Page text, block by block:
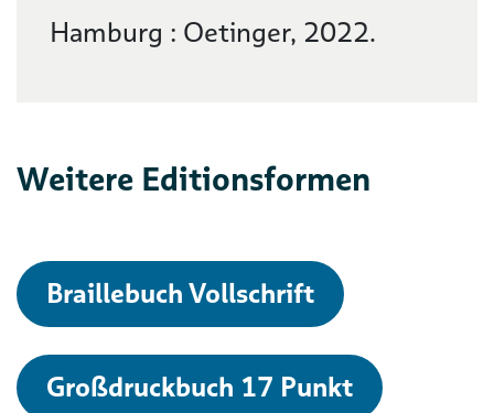
Hamburg : Oetinger, 2022.
Weitere Editionsformen
Braillebuch Vollschrift
Großdruckbuch 17 Punkt